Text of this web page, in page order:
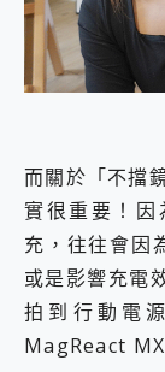
而關於「不擋
實很重要！因
充，往往會因
或是影響充電
拍到行動電
MagReact